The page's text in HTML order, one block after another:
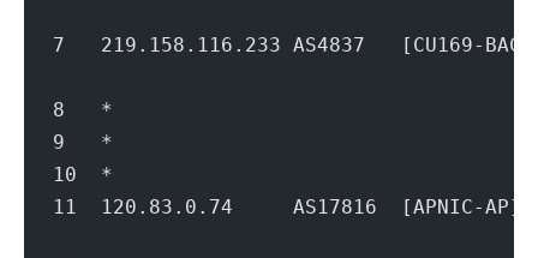
7   219.158.116.233 AS4837   [CU169-
8   *
9   *
10  *
11  120.83.0.74     AS17816  [APNIC-AP]